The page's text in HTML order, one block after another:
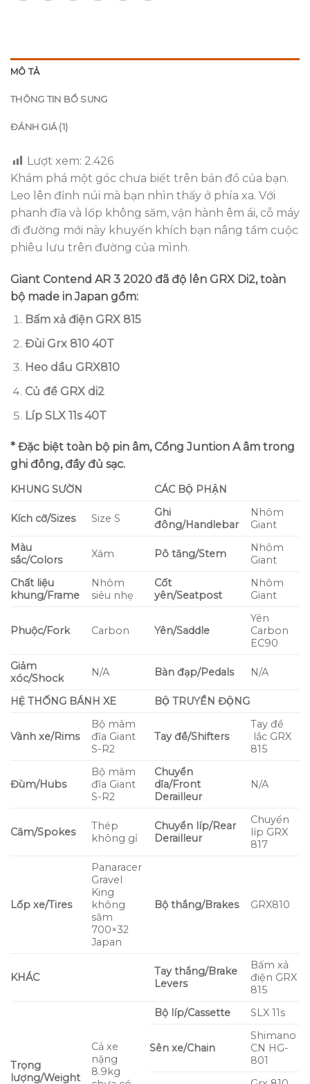
MÔ TẢ
THÔNG TIN BỔ SUNG
ĐÁNH GIÁ (1)
Lượt xem: 2.426
Khám phá một góc chưa biết trên bản đồ của bạn.
Leo lên đỉnh núi mà bạn nhìn thấy ở phía xa. Với
phanh đĩa và lốp không săm, vận hành êm ái, cỗ máy
đi đường mới này khuyến khích bạn nâng tầm cuộc
phiêu lưu trên đường của mình.
Giant Contend AR 3 2020 đã độ lên GRX Di2, toàn
bộ made in Japan gồm:
Bấm xả điện GRX 815
Đùi Grx 810 40T
Heo dầu GRX810
Củ đề GRX di2
Líp SLX 11s 40T
* Đặc biệt toàn bộ pin âm, Cổng Juntion A âm trong
ghi đông, đầy đủ sạc.
KHUNG SƯỜN CÁC BỘ PHẬN
Kích cỡ/Sizes Size S
Ghi
đông/Handlebar
Nhôm
Giant
Màu
sắc/Colors
Xám Pô tăng/Stem
Nhôm
Giant
Chất liệu
khung/Frame
Nhôm
siêu nhẹ
Cốt
yên/Seatpost
Nhôm
Giant
Phuộc/Fork Carbon Yên/Saddle
Yên
Carbon
EC90
Giảm
xóc/Shock
N/A Bàn đạp/Pedals N/A
HỆ THỐNG BÁNH XE BỘ TRUYỀN ĐỘNG
Vành xe/Rims
Bộ mâm
đĩa Giant
S-R2
Tay đề/Shifters
Tay đề
lắc GRX
815
Đùm/Hubs
Bộ mâm
đĩa Giant
S-R2
Chuyển
dĩa/Front
Derailleur
N/A
Căm/Spokes
Thép
không gỉ
Chuyển líp/Rear
Derailleur
Chuyển
líp GRX
817
Lốp xe/Tires
Panaracer
Gravel
King
không
săm
700×32
Japan
Bộ thắng/Brakes GRX810
KHÁC
Tay thắng/Brake
Levers
Bấm xả
điện GRX
815
Trọng
lượng/Weight
Cả xe
nặng
8.9kg
Bộ líp/Cassette SLX 11s
Sên xe/Chain
Shimano
CN HG-
801